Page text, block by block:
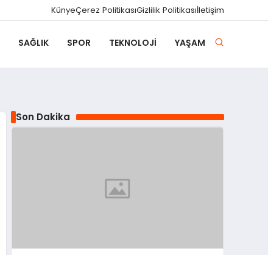
KünyeÇerez PolitikasıGizlilik Politikasıİletişim
SAĞLIK SPOR TEKNOLOJI YAŞAM
Son Dakika